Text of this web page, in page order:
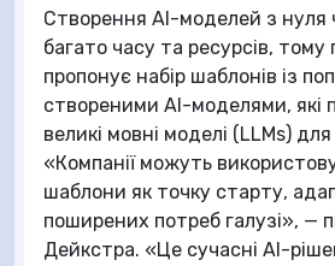
Створення AI-моделей з нуля
багато часу та ресурсів,
пропонує набір шаблонів із
створеними AI-моделями, які
великі мовні моделі (LLMs)
«Компанії можуть
шаблони як точку старту,
поширених потреб галузі», —
Дейкстра. «Це сучасні AI-